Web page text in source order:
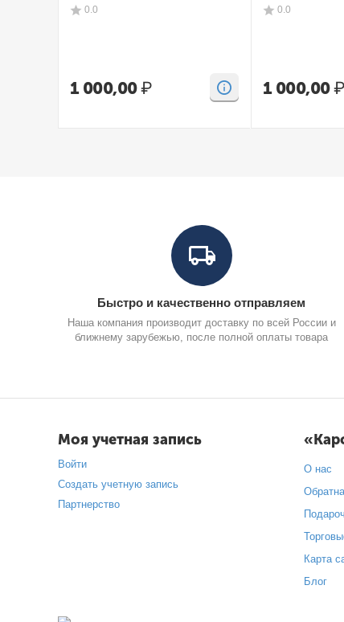
0.0
1 000,00₽
0.0
1 000,00₽
Быстро и качественно отправляем
Наша компания производит доставку по всей России и
ближнему зарубежью, после полной оплаты товара
Моя учетная запись
Войти
Создать учетную запись
Партнерство
О нас
Карта
Блог